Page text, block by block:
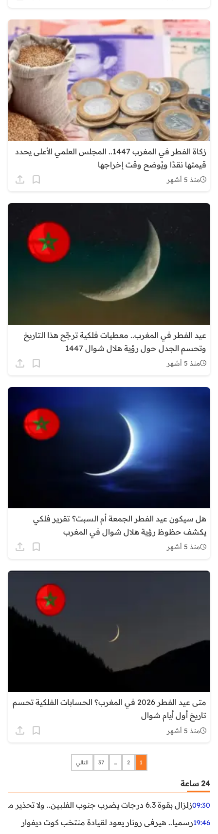
زكاة الفطر في المغرب 1447.. المجلس العلمي الأعلى يحدد
قيمتها نقدًا ويُوضح وقت إخراجها
منذ 5 أشهر
عيد الفطر في المغرب.. معطيات فلكية ترجّح هذا التاريخ
وتحسم الجدل حول رؤية هلال شوال 1447
منذ 5 أشهر
هل سيكون عيد الفطر الجمعة أم السبت؟ تقرير فلكي
يكشف حظوظ رؤية هلال شوال في المغرب
منذ 5 أشهر
متى عيد الفطر 2026 في المغرب؟ الحسابات الفلكية تحسم
تاريخ أول أيام شوال
منذ 5 أشهر
1
2
…
37 التالي
24 ساعة
09:30زلزال بقوة 6.3 درجات يضرب جنوب الفلبين.. ولا تحذير من تسونامي حتى الآن
19:46رسميا.. هيرفي رونار يعود لقيادة منتخب كوت ديفوار